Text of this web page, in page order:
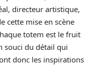
directeur artistique,
cette mise en scène
totem est le fruit
souci du détail qui
donc les inspirations